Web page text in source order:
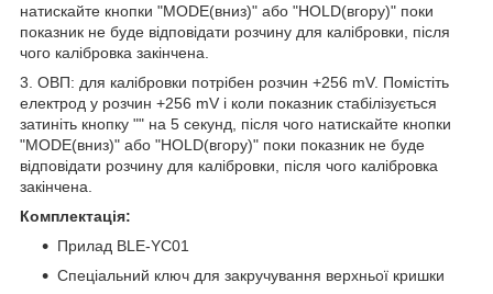
натискайте кнопки "MODE(вниз)" або "HOLD(вгору)" поки
показник не буде відповідати розчину для калібровки, після
чого калібровка закінчена.
3. ОВП: для калібровки потрібен розчин +256 mV. Помістіть
електрод у розчин +256 mV і коли показник стабілізується
затиніть кнопку "" на 5 секунд, після чого натискайте кнопки
"MODE(вниз)" або "HOLD(вгору)" поки показник не буде
відповідати розчину для калібровки, після чого калібровка
закінчена.
Комплектація:
Прилад BLE-YC01
Спеціальний ключ для закручування верхньої кришки